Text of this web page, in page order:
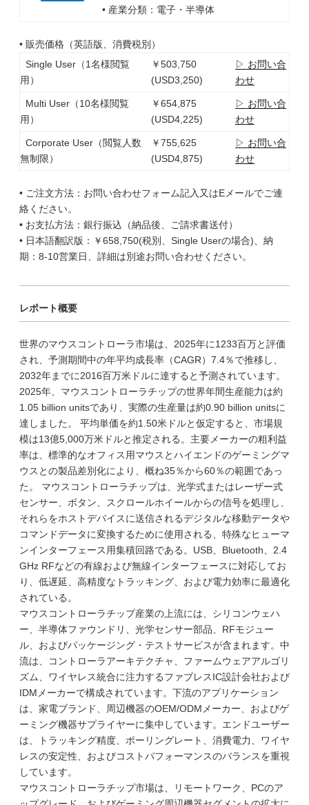
• 産業分類：電子・半導体
• 販売価格（英語版、消費税別）
Single User（1名様閲覧
用）
￥503,750
(USD3,250)
▷ お問い合
わせ
Multi User（10名様閲覧
用）
￥654,875
(USD4,225)
▷ お問い合
わせ
Corporate User（閲覧人数
無制限）
￥755,625
(USD4,875)
▷ お問い合
わせ
• ご注文方法：お問い合わせフォーム記入又はEメールでご連
絡ください。
• お支払方法：銀行振込（納品後、ご請求書送付）
• 日本語翻訳版：￥658,750(税別、Single Userの場合)、納
期：8-10営業日、詳細は別途お問い合わせください。
レポート概要
世界のマウスコントローラ市場は、2025年に1233百万と評価
され、予測期間中の年平均成長率（CAGR）7.4％で推移し、
2032年までに2016百万米ドルに達すると予測されています。
2025年、マウスコントローラチップの世界年間生産能力は約
1.05 billion unitsであり、実際の生産量は約0.90 billion unitsに
達しました。 平均単価を約1.50米ドルと仮定すると、市場規
模は13億5,000万米ドルと推定される。主要メーカーの粗利益
率は、標準的なオフィス用マウスとハイエンドのゲーミングマ
ウスとの製品差別化により、概ね35％から60％の範囲であっ
た。 マウスコントローラチップは、光学式またはレーザー式
センサー、ボタン、スクロールホイールからの信号を処理し、
それらをホストデバイスに送信されるデジタルな移動データや
コマンドデータに変換するために使用される、特殊なヒューマ
ンインターフェース用集積回路である。USB、Bluetooth、2.4
GHz RFなどの有線および無線インターフェースに対応してお
り、低遅延、高精度なトラッキング、および電力効率に最適化
されている。
マウスコントローラチップ産業の上流には、シリコンウェハ
ー、半導体ファウンドリ、光学センサー部品、RFモジュー
ル、およびパッケージング・テストサービスが含まれます。中
流は、コントローラアーキテクチャ、ファームウェアアルゴリ
ズム、ワイヤレス統合に注力するファブレスIC設計会社および
IDMメーカーで構成されています。下流のアプリケーション
は、家電ブランド、周辺機器のOEM/ODMメーカー、およびゲ
ーミング機器サプライヤーに集中しています。エンドユーザー
は、トラッキング精度、ポーリングレート、消費電力、ワイヤ
レスの安定性、およびコストパフォーマンスのバランスを重視
しています。
マウスコントローラチップ市場は、リモートワーク、PCのア